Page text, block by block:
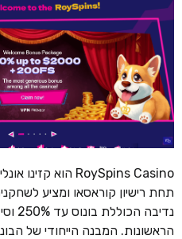
תחת רישיון קוראסאו ומציע
הראשונות. המבנה הייחודי של